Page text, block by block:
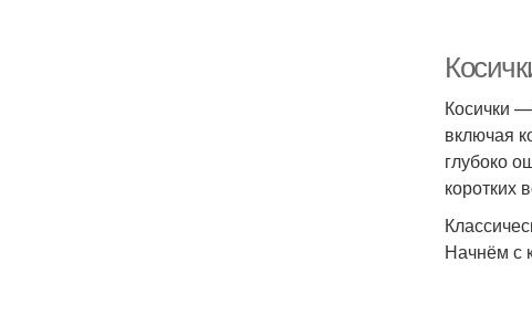
Косички
включая
глубоко
коротких
Начнём с